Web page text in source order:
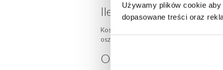
Używamy plików cookie
dopasowane treści oraz
Ile kosztuje wysyłka?
Koszt przesyłki zależy od wagi i rozmiaru
oszczędność.
Odbiór paczki i dostawa